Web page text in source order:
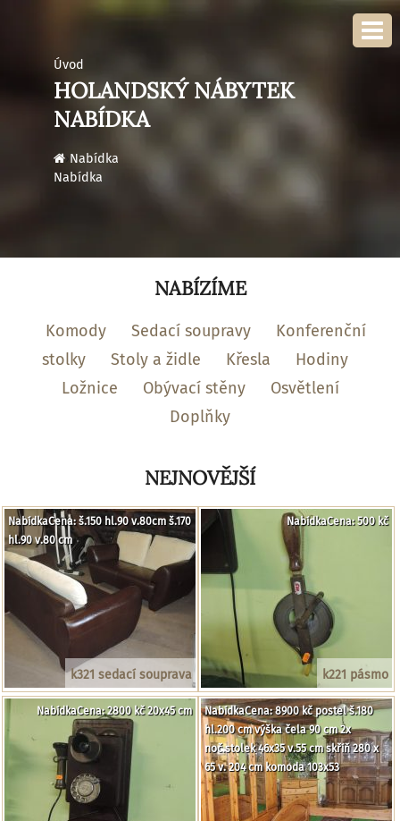
Úvod
HOLANDSKÝ NÁBYTEK
NABÍDKA
Nabídka
Nabídka
NABÍZÍME
Komody Sedací soupravy
Konferenční
stolky
Stoly a židle Křesla
Hodiny
Ložnice
Obývací stěny
Osvětlení
Doplňky
NEJNOVĚJŠÍ
k321 sedací souprava
NabídkaCena: š.150 hl.90 v.80cm š.170
hl.90 v.80 cm
k221 pásmo
NabídkaCena: 500 kč
NabídkaCena: 2800 kč 20x45 cm
NabídkaCena: 8900 kč postel š.180
hl.200 cm výška čela 90 cm 2x
noč.stolek 46x35 v.55 cm skříň 280 x
65 v. 204 cm komoda 103x53